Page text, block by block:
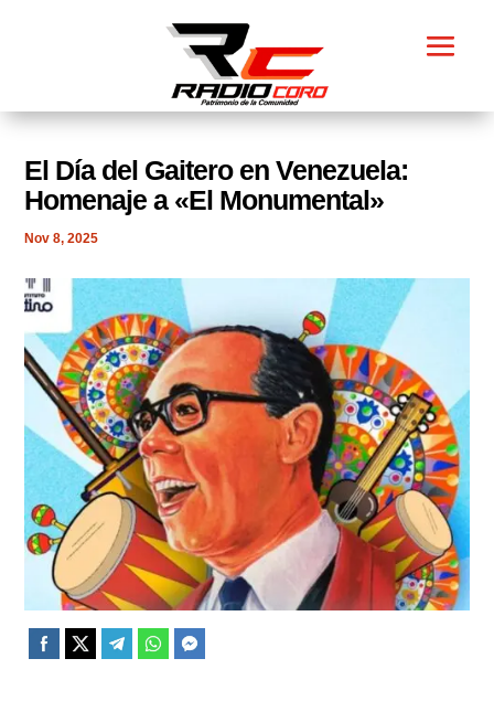
El Día del Gaitero en Venezuela:
Homenaje a «El Monumental»
Nov 8, 2025